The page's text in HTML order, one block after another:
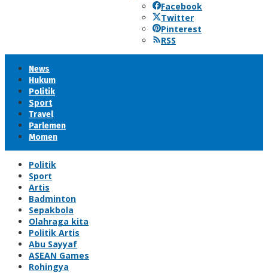
Facebook
Twitter
Pinterest
RSS
News
Hukum
Politik
Sport
Travel
Parlemen
Momen
Politik
Sport
Artis
Badminton
Sepakbola
Olahraga kita
Politik Artis
Abu Sayyaf
ASEAN Games
Rohingya